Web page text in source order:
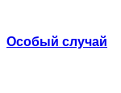
Особый случай